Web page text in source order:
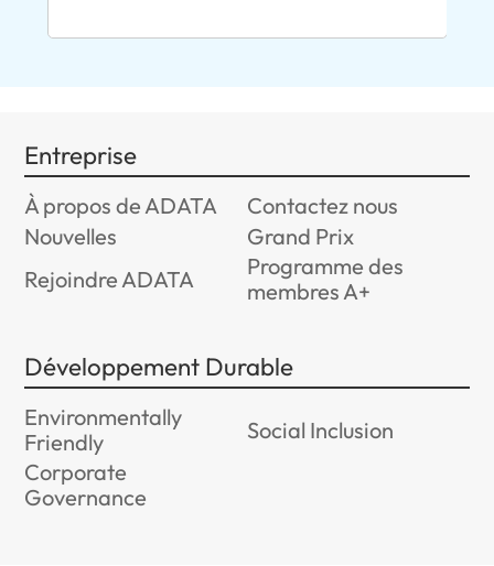
Entreprise
À propos de ADATA
Contactez nous
Nouvelles
Grand Prix
Rejoindre ADATA
Programme des
membres A+
Développement Durable
Environmentally
Friendly
Social Inclusion
Corporate
Governance